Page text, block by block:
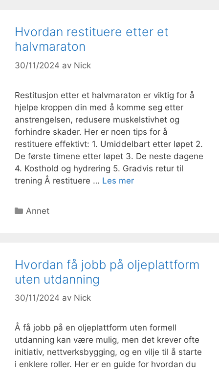
Hvordan restituere etter et
halvmaraton
30/11/2024 av Nick
Restitusjon etter et halvmaraton er viktig for å
hjelpe kroppen din med å komme seg etter
anstrengelsen, redusere muskelstivhet og
forhindre skader. Her er noen tips for å
restituere effektivt: 1. Umiddelbart etter løpet 2.
De første timene etter løpet 3. De neste dagene
4. Kosthold og hydrering 5. Gradvis retur til
trening Å restituere … Les mer
Kategorier
Annet
Hvordan få jobb på oljeplattform
uten utdanning
30/11/2024 av Nick
Å få jobb på en oljeplattform uten formell
utdanning kan være mulig, men det krever ofte
initiativ, nettverksbygging, og en vilje til å starte
i enklere roller. Her er en guide for hvordan du